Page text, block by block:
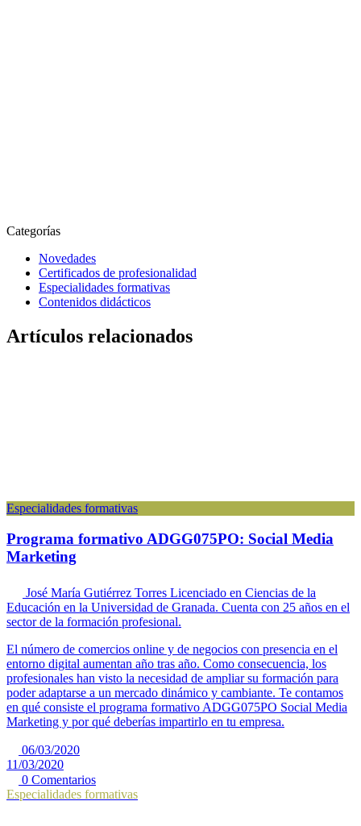
Categorías
Novedades
Certificados de profesionalidad
Especialidades formativas
Contenidos didácticos
Artículos relacionados
Especialidades formativas
Programa formativo ADGG075PO: Social Media
Marketing
José María Gutiérrez Torres Licenciado en Ciencias de la
Educación en la Universidad de Granada. Cuenta con 25 años en el
sector de la formación profesional.
El número de comercios online y de negocios con presencia en el
entorno digital aumentan año tras año. Como consecuencia, los
profesionales han visto la necesidad de ampliar su formación para
poder adaptarse a un mercado dinámico y cambiante. Te contamos
en qué consiste el programa formativo ADGG075PO Social Media
Marketing y por qué deberías impartirlo en tu empresa.
06/03/2020
11/03/2020
0 Comentarios
Especialidades formativas